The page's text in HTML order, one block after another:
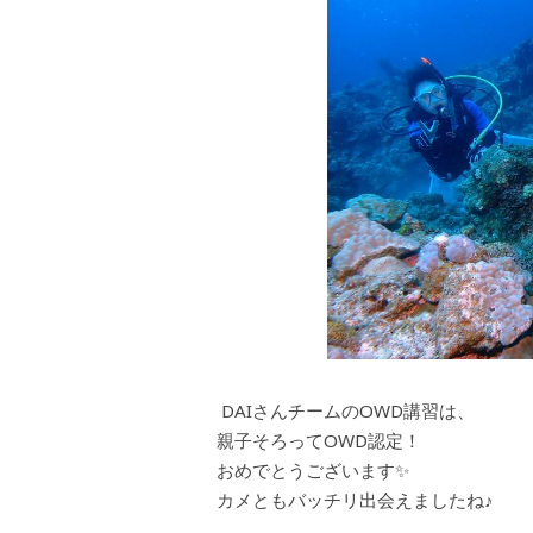
DAIさんチームのOWD講習は、
親子そろってOWD認定！
おめでとうございます✨
カメともバッチリ出会えましたね♪